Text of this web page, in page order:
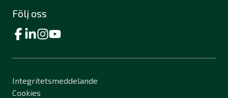
Följ oss
Integritetsmeddelande
Cookies